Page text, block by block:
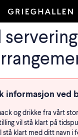
informasjon ved
og drikke fra vårt
vil stå klart på
stå klart med ditt navn i